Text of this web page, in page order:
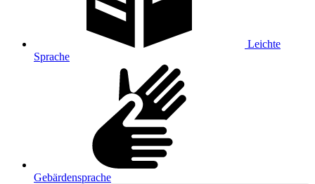
Leichte
Sprache
Gebärdensprache